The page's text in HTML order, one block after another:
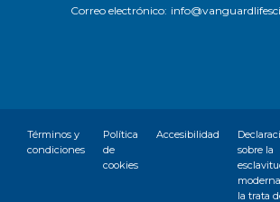
Correo electrónico:
Términos y
condiciones
Política
de
cookies
Accesibilidad
sobre la
la trata